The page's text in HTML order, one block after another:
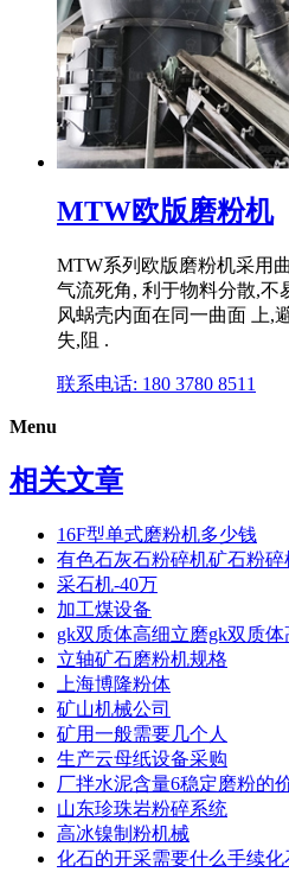
MTW欧版磨粉机
MTW系列欧版磨粉机采用
气流死角, 利于物料分散,不
风蜗壳内面在同一曲面 上,
失,阻 .
联系电话: 180 3780 8511
Menu
相关文章
16F型单式磨粉机多少钱
有色石灰石粉碎机矿石粉碎
采石机-40万
加工煤设备
gk双质体高细立磨gk双质
立轴矿石磨粉机规格
上海博隆粉体
矿山机械公司
矿用一般需要几个人
生产云母纸设备采购
厂拌水泥含量6稳定磨粉的
山东珍珠岩粉碎系统
高冰镍制粉机械
化石的开采需要什么手续